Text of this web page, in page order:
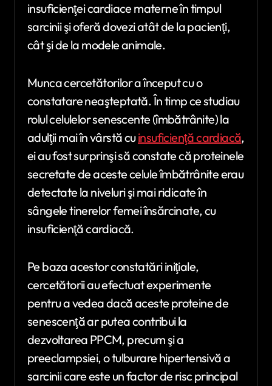
insuficienţei cardiace materne în timpul
sarcinii şi oferă dovezi atât de la pacienţi,
cât şi de la modele animale.
Munca cercetătorilor a început cu o
constatare neaşteptată. În timp ce studiau
rolul celulelor senescente (îmbătrânite) la
adulţii mai în vârstă cuinsuficienţă cardiacă,
ei au fost surprinşi să constate că proteinele
secretate de aceste celule îmbătrânite erau
detectate la niveluri şi mai ridicate în
sângele tinerelor femei însărcinate, cu
insuficienţă cardiacă.
Pe baza acestor constatări iniţiale,
cercetătorii au efectuat experimente
pentru a vedea dacă aceste proteine de
senescenţă ar putea contribui la
dezvoltarea PPCM, precum şi a
preeclampsiei, o tulburare hipertensivă a
sarcinii care este un factor de risc principal